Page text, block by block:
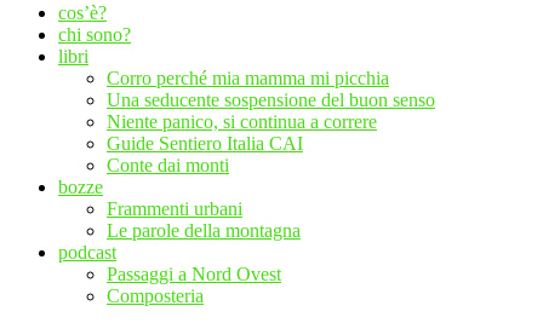
cos’è?
chi sono?
libri
Corro perché mia mamma mi picchia
Una seducente sospensione del buon senso
Niente panico, si continua a correre
Guide Sentiero Italia CAI
Conte dai monti
bozze
Frammenti urbani
Le parole della montagna
podcast
Passaggi a Nord Ovest
Composteria